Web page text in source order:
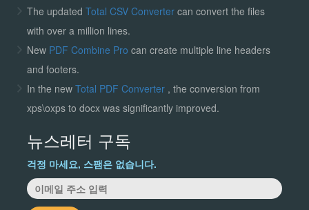
The updated Total CSV Convertercan convert the files
with over a million lines.
New PDF Combine Pro can create multiple line headers
and footers.
In the new Total PDF Converter , the conversion from
xps\oxps to docx was significantly improved.
뉴스레터 구독
걱정 마세요, 스팸은 없습니다.